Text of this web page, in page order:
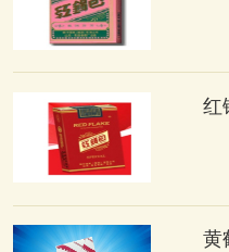
红
黄